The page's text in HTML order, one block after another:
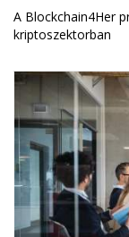
A Blockchain4Her
kriptoszektorban